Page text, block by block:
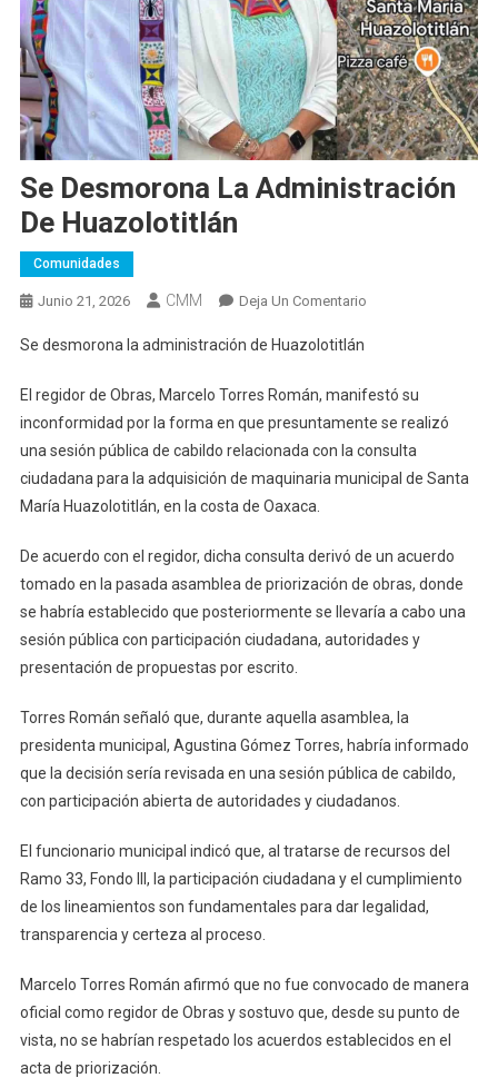
Se Desmorona La Administración
De Huazolotitlán
Comunidades
Junio 21, 2026 CMM Deja Un ComentarioEn
Administración
De
Huazolotitlán
Se desmorona la administración de Huazolotitlán
El regidor de Obras, Marcelo Torres Román, manifestó su
inconformidad por la forma en que presuntamente se realizó
una sesión pública de cabildo relacionada con la consulta
ciudadana para la adquisición de maquinaria municipal de Santa
María Huazolotitlán, en la costa de Oaxaca.
De acuerdo con el regidor, dicha consulta derivó de un acuerdo
tomado en la pasada asamblea de priorización de obras, donde
se habría establecido que posteriormente se llevaría a cabo una
sesión pública con participación ciudadana, autoridades y
presentación de propuestas por escrito.
Torres Román señaló que, durante aquella asamblea, la
presidenta municipal, Agustina Gómez Torres, habría informado
que la decisión sería revisada en una sesión pública de cabildo,
con participación abierta de autoridades y ciudadanos.
El funcionario municipal indicó que, al tratarse de recursos del
Ramo 33, Fondo III, la participación ciudadana y el cumplimiento
de los lineamientos son fundamentales para dar legalidad,
transparencia y certeza al proceso.
Marcelo Torres Román afirmó que no fue convocado de manera
oficial como regidor de Obras y sostuvo que, desde su punto de
vista, no se habrían respetado los acuerdos establecidos en el
acta de priorización.